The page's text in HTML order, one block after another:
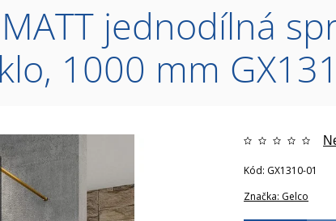
jednodílná
1000 mm
Značka: Gelco
Kód: GX1310-01